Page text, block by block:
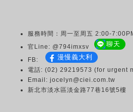
服務時間：周一至周五 2:00-
官Line: @794imxsv
聊天
FB: 漫慢義大利
電話: (02) 29219573 (for urgent
Email: jocelyn@ciei.com.tw
新北市淡水區淡金路77巷16號5樓